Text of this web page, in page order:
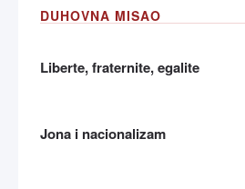
DUHOVNA MISAO
Liberte, fraternite, egalite
Jona i nacionalizam